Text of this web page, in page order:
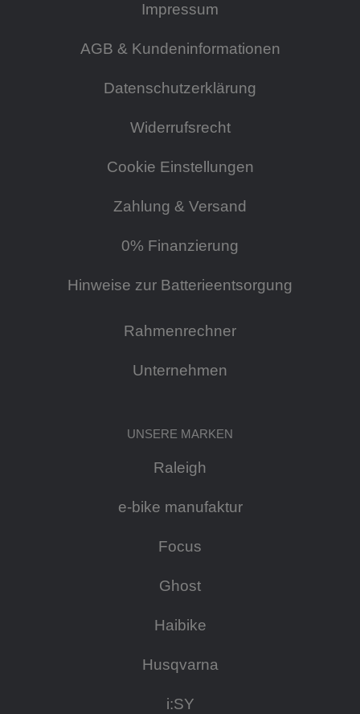
Impressum
AGB & Kundeninformationen
Datenschutzerklärung
Widerrufsrecht
Cookie Einstellungen
Zahlung & Versand
0% Finanzierung
Hinweise zur Batterieentsorgung
Rahmenrechner
Unternehmen
UNSERE MARKEN
Raleigh
e-bike manufaktur
Focus
Ghost
Haibike
Husqvarna
i:SY